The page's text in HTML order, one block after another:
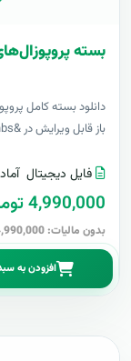
بسته
دانلود بسته کامل
باز قابل ویرایش در &nbs..
فایل دیجیتال
4,990,000 تومان
بدون مالیات: 4,990,000 تومان
افزودن به